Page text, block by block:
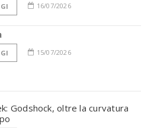
16/07/2026
15/07/2026
Godshock, oltre la curvatura